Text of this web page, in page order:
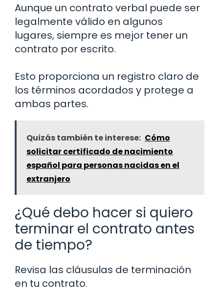
Aunque un contrato verbal puede ser
legalmente válido en algunos
lugares, siempre es mejor tener un
contrato por escrito.
Esto proporciona un registro claro de
los términos acordados y protege a
ambas partes.
Quizás también te interese: Cómo
solicitar certificado de nacimiento
español para personas nacidas en el
extranjero
¿Qué debo hacer si quiero
terminar el contrato antes
de tiempo?
Revisa las cláusulas de terminación
en tu contrato.